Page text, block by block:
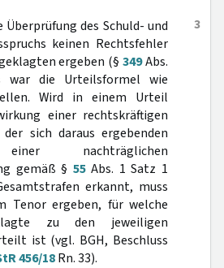
3
des Schuld- und
keinen Rechtsfehler
ergeben (§349Abs.
war die Urteilsformel wie
Wird in einem Urteil
einer rechtskräftigen
sich daraus ergebenden
nachträglichen
gemäß § 55Abs. 1 Satz 1
erkannt, muss
Tenor ergeben, für welche
zu den jeweiligen
ist (vgl. BGH, Beschluss
456/18Rn. 33).